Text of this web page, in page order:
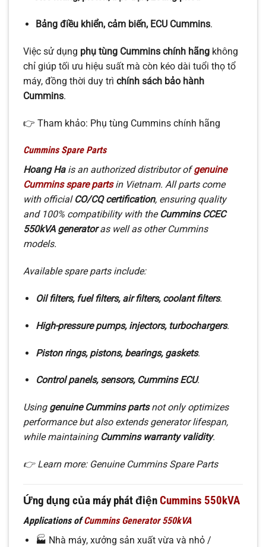
Bảng điều khiển, cảm biến, ECU Cummins.
Việc sử dụng phụ tùng Cummins chính hãng không
chỉ giúp tối ưu hiệu suất mà còn kéo dài tuổi thọ tổ
máy, đồng thời duy trì chính sách bảo hành
Cummins.
👉 Tham khảo: Phụ tùng Cummins chính hãng
Cummins Spare Parts
Hoang Hais an authorized distributor ofgenuine
Cummins spare partsin Vietnam. All parts come
with official CO/CQ certification, ensuring quality
and 100% compatibility with the Cummins CCEC
550kVA generatoras well as other Cummins
models.
Available spare parts include:
Oil filters, fuel filters, air filters, coolant filters.
High-pressure pumps, injectors, turbochargers.
Piston rings, pistons, bearings, gaskets.
Control panels, sensors, Cummins ECU.
Using genuine Cummins partsnot only optimizes
performance but also extends generator lifespan,
while maintaining Cummins warranty validity.
👉 Learn more: Genuine Cummins Spare Parts
Ứng dụng của máy phát điệnCummins 550kVA
Applications ofCummins Generator 550kVA
🏭 Nhà máy, xưởng sản xuất vừa và nhỏ /